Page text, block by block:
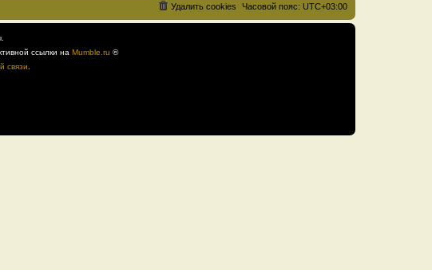
Часовой пояс: UTC+03:00
Удалить cookies
ссылки на Mumble.ru ®
связи